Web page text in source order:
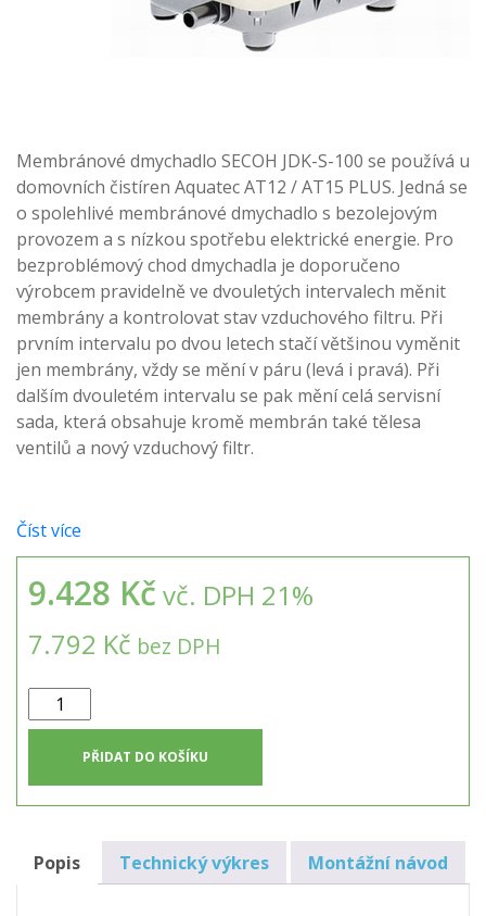
Membránové dmychadlo SECOH JDK-S-100 se používá u
domovních čistíren Aquatec AT12 / AT15 PLUS. Jedná se
o spolehlivé membránové dmychadlo s bezolejovým
provozem a s nízkou spotřebu elektrické energie. Pro
bezproblémový chod dmychadla je doporučeno
výrobcem pravidelně ve dvouletých intervalech měnit
membrány a kontrolovat stav vzduchového filtru. Při
prvním intervalu po dvou letech stačí většinou vyměnit
jen membrány, vždy se mění v páru (levá i pravá). Při
dalším dvouletém intervalu se pak mění celá servisní
sada, která obsahuje kromě membrán také tělesa
ventilů a nový vzduchový filtr.
Číst více
9.428 Kč vč. DPH 21%
7.792 Kč bez DPH
Dmychadlo
SECOH
100
ČOV
AT12
PŘIDAT DO KOŠÍKU
Popis Technický výkres Montážní návod